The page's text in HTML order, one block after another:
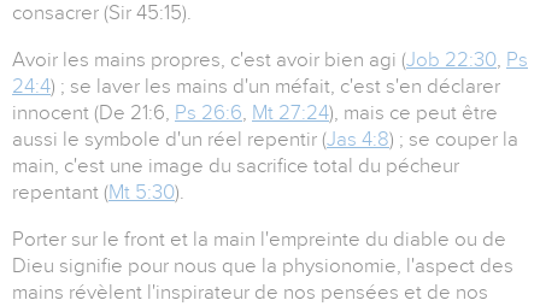
consacrer (Sir 45:15).
Avoir les mains propres, c'est avoir bien agi (Job 22:30, Ps
24:4) ; se laver les mains d'un méfait, c'est s'en déclarer
innocent (De 21:6, Ps 26:6, Mt 27:24), mais ce peut être
aussi le symbole d'un réel repentir (Jas 4:8) ; se couper la
main, c'est une image du sacrifice total du pécheur
repentant (Mt 5:30).
Porter sur le front et la main l'empreinte du diable ou de
Dieu signifie pour nous que la physionomie, l'aspect des
mains révèlent l'inspirateur de nos pensées et de nos